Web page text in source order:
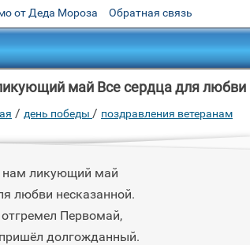
от Деда Мороза Обратная связь
май Все сердца для любви
/ день победы / поздравления ветеранам
нам ликующий май
любви несказанной.
Первомай,
долгожданный.